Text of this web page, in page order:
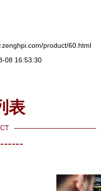
product/60.html
08 16:53:30
表